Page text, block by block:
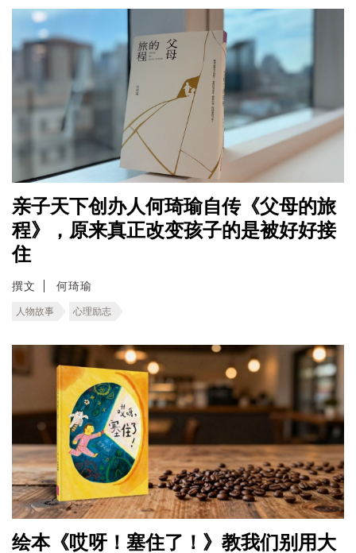
亲子天下创办人何琦瑜自传《父母的旅
程》，原来真正改变孩子的是被好好接
住
撰文 何琦瑜
人物故事 心理励志
绘本《哎呀！塞住了！》教我们别用大